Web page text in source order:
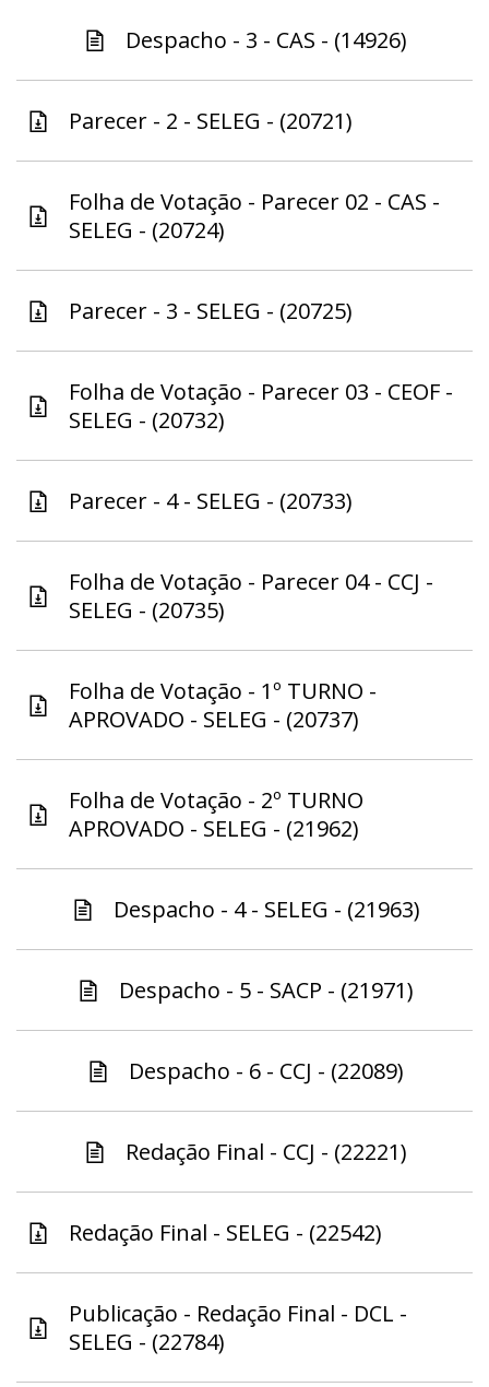
Despacho - 3 - CAS - (14926)
Parecer - 2 - SELEG - (20721)
Folha de Votação - Parecer 02 - CAS -
SELEG - (20724)
Parecer - 3 - SELEG - (20725)
Folha de Votação - Parecer 03 - CEOF -
SELEG - (20732)
Parecer - 4 - SELEG - (20733)
Folha de Votação - Parecer 04 - CCJ -
SELEG - (20735)
Folha de Votação - 1º TURNO -
APROVADO - SELEG - (20737)
Folha de Votação - 2º TURNO
APROVADO - SELEG - (21962)
Despacho - 4 - SELEG - (21963)
Despacho - 5 - SACP - (21971)
Despacho - 6 - CCJ - (22089)
Redação Final - CCJ - (22221)
Redação Final - SELEG - (22542)
Publicação - Redação Final - DCL -
SELEG - (22784)